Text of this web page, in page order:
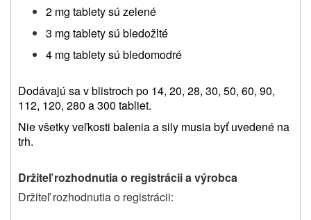
2 mg tablety sú zelené
3 mg tablety sú bledožlté
4 mg tablety sú bledomodré
Dodávajú sa v blistroch po 14, 20, 28, 30, 50, 60, 90,
112, 120, 280 a 300 tabliet.
Nie všetky veľkosti balenia a sily musia byť uvedené na
trh.
Držiteľ rozhodnutia o registrácii a výrobca
Držiteľ rozhodnutia o registrácii: